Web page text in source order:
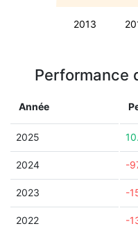
2013
Performance
Année
2025
2024 -
2023 -
2022 -